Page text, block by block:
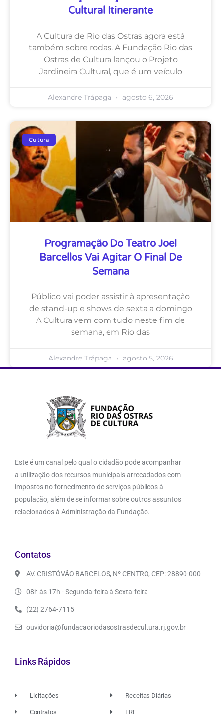
Cultural Itinerante
A Cultura de Rio das Ostras agora está
também sobre rodas. A Fundação Rio das
Ostras de Cultura lançou o Projeto
Jardineira Cultural, que é um veículo
Alexandre Trápaga agosto 6, 2026
Cultura
Programação Do Teatro Joel
Barcellos Vai Agitar O Final De
Semana
Público vai poder assistir à apresentação
de stand-up e shows de sexta a domingo
A Cultura vem com tudo neste fim de
semana, em Rio das
Alexandre Trápaga agosto 5, 2026
Este é um canal pelo qual o cidadão pode acompanhar
a utilização dos recursos municipais arrecadados com
impostos no fornecimento de serviços públicos à
população, além de se informar sobre outros assuntos
relacionados à Administração da Fundação.
Contatos
AV. CRISTÓVÃO BARCELOS, Nº CENTRO, CEP: 28890-000
08h às 17h - Segunda-feira à Sexta-feira
(22) 2764-7115
ouvidoria@fundacaoriodasostrasdecultura.rj.gov.br
Links Rápidos
Licitações
Contratos
Receitas Diárias
LRF